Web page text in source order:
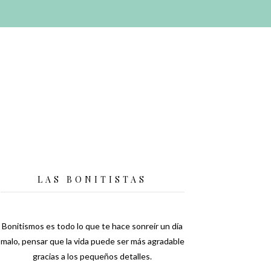
LAS BONITISTAS
Bonitismos es todo lo que te hace sonreír un día
malo, pensar que la vida puede ser más agradable
gracias a los pequeños detalles.